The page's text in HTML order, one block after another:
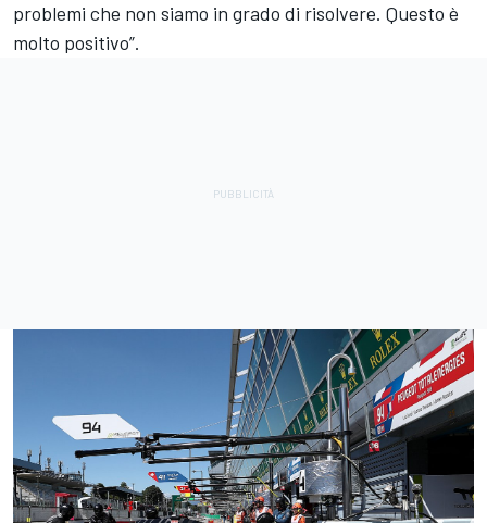
problemi che non siamo in grado di risolvere. Questo è
molto positivo”.